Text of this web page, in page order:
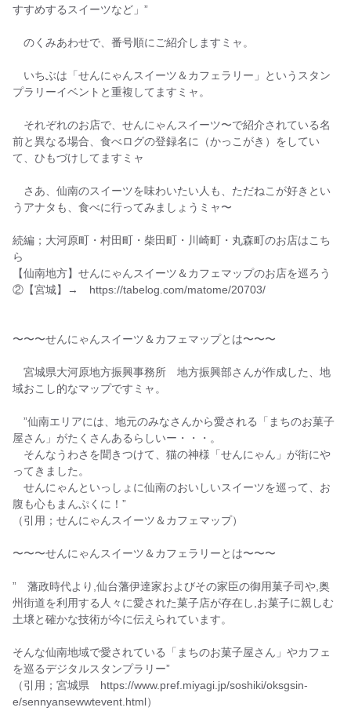
10 角田【ささもり菓子舗 天神町本店（ささもり 天神町本
りロール」
12 角田【パンとケーキの店 brooch（ブローチ）】さん「シナ
13 角田【にじいろカフェ】さん「シフォンケーキ」
14 枝野【森の芽ぶきたまご舎 道の駅かくだ店】さん「たまご
15 角田【菓子処小田嶋】さん「ビスケット饅頭」(ラリー対象
16 角田【パティスリー心のおと】さん「かくだるま」(ラリー
17 角田【スイーツショップ アリス】さん「もちもちドーナ
外）
60 角田【Cafe&Kitchen TERRIER（カフェ&キッチン テリ
ア）】さん「肉球米米クッキー」
19 円田【会田菓子店】さん「レモン大福」
20 宮【玉浦屋】さん「どらやき」
21 円田【アトリエデリス】さん「蔵王産いちごのマリトッツ
ォ」
22 遠刈田温泉【coffee roastery &cafe fua】さん「アップレッ
いちご」
24 宮【farmer's cafe corrot. 】さん「たまごたっぷりプリン」
(ラリー対象外）
七ヶ宿町（4店）
25 侭ノ台【すみやのくらし】さん「すみやの炭チョコケーキ」
26 諏訪原【Book&Cafe こ・らっしぇ（ブック&カフェ こ・ら
すすめするスイーツなど」”
のくみあわせで、番号順にご紹介しますミャ。
いちぶは「せんにゃんスイーツ＆カフェラリー」というスタン
プラリーイベントと重複してますミャ。
それぞれのお店で、せんにゃんスイーツ〜で紹介されている名
前と異なる場合、食べログの登録名に（かっこがき）をしてい
て、ひもづけしてますミャ
さあ、仙南のスイーツを味わいたい人も、ただねこが好きとい
うアナタも、食べに行ってみましょうミャ〜
続編；大河原町・村田町・柴田町・川崎町・丸森町のお店はこち
ら
【仙南地方】せんにゃんスイーツ＆カフェマップのお店を巡ろう
②【宮城】→ https://tabelog.com/matome/20703/
〜〜〜せんにゃんスイーツ＆カフェマップとは〜〜〜
宮城県大河原地方振興事務所 地方振興部さんが作成した、地
域おこし的なマップですミャ。
”仙南エリアには、地元のみなさんから愛される「まちのお菓子
屋さん」がたくさんあるらしいー・・・。
そんなうわさを聞きつけて、猫の神様「せんにゃん」が街にや
ってきました。
せんにゃんといっしょに仙南のおいしいスイーツを巡って、お
腹も心もまんぷくに！”
（引用；せんにゃんスイーツ＆カフェマップ）
〜〜〜せんにゃんスイーツ＆カフェラリーとは〜〜〜
” 藩政時代より,仙台藩伊達家およびその家臣の御用菓子司や,奥
州街道を利用する人々に愛された菓子店が存在し,お菓子に親しむ
土壌と確かな技術が今に伝えられています。
そんな仙南地域で愛されている「まちのお菓子屋さん」やカフェ
を巡るデジタルスタンプラリー”
（引用；宮城県 https://www.pref.miyagi.jp/soshiki/oksgsin-
e/sennyansewwtevent.html）